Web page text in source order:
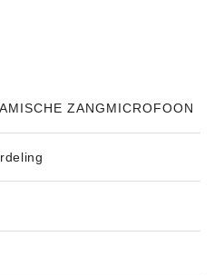
ZANGMICROFOON